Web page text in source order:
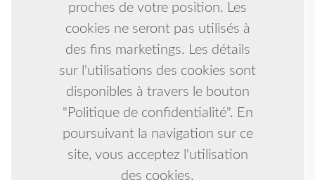
proches de votre position. Les
cookies ne seront pas utilisés à
des fins marketings. Les détails
sur l'utilisations des cookies sont
disponibles à travers le bouton
"Politique de confidentialité". En
poursuivant la navigation sur ce
site, vous acceptez l'utilisation
des cookies.